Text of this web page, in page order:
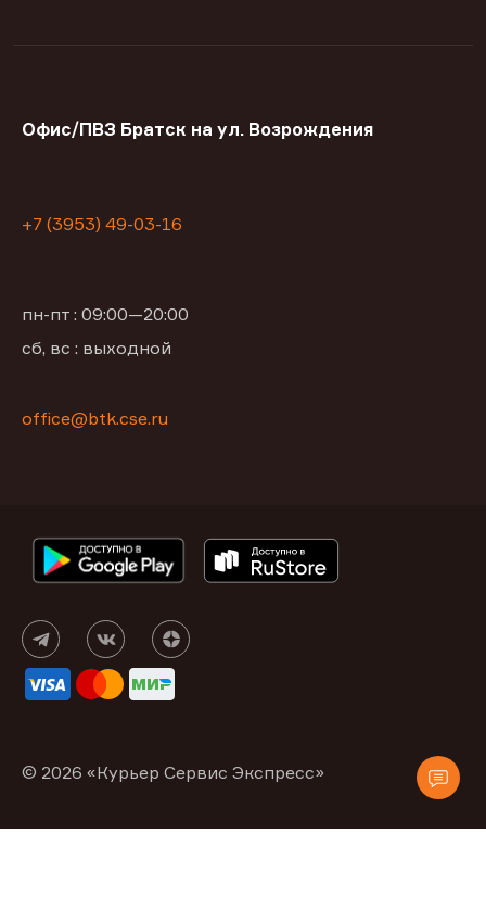
Офис/ПВЗ Братск на ул. Возрождения
+7 (3953) 49-03-16
пн-пт : 09:00—20:00
сб, вс : выходной
office@btk.cse.ru
© 2026 «Курьер Сервис Экспресс»